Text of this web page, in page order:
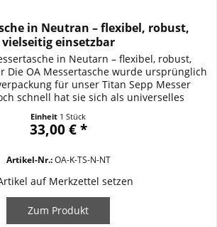
in Neutran – flexibel, robust,
vielseitig einsetzbar
in Neutarn – flexibel, robust,
Die OA Messertasche wurde ursprünglich
für unser Titan Sepp Messer
schnell hat sie sich als universelles
oder andere wichtige
genutzt....
Einheit 1 Stück
33,00 € *
Artikel-Nr.:OA-K-TS-N-NT
auf Merkzettel setzen
Zum Produkt